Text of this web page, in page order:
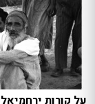
על קורות